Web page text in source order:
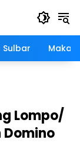
Sulbar
Lompo/
Domino